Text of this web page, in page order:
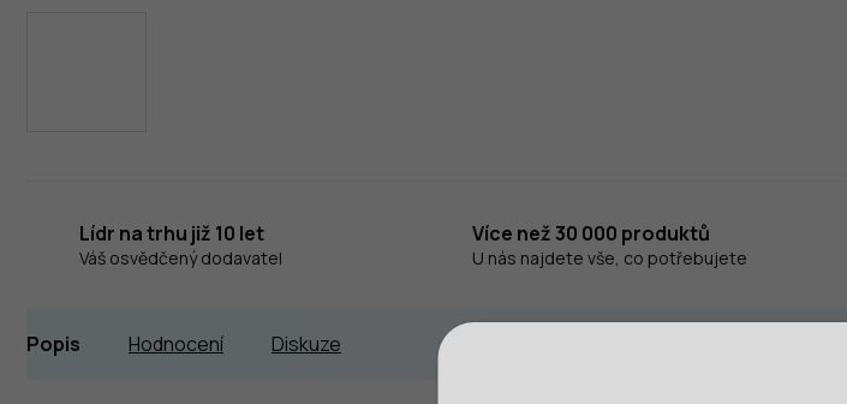
Lídr na trhu již 10 let
Váš osvědčený dodavatel
Více než 30 000 produktů
U nás najdete vše, co potřebujete
Popis Hodnocení Diskuze